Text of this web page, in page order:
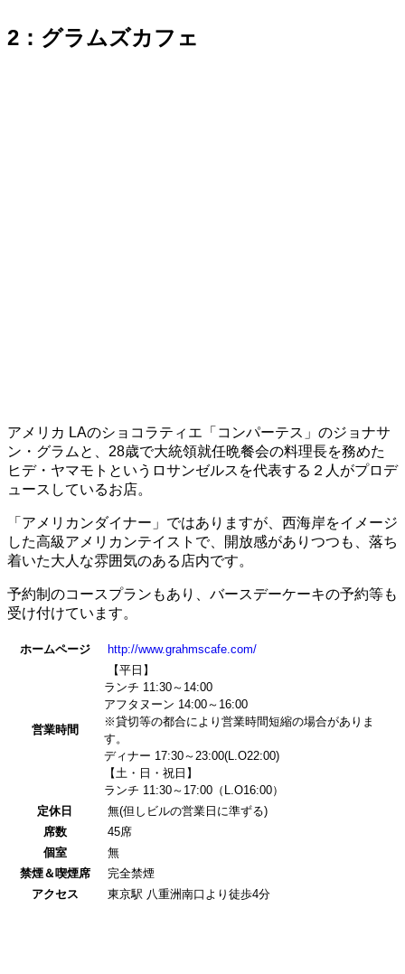
2：グラムズカフェ
アメリカ LAのショコラティエ「コンパーテス」のジョナサ
ン・グラムと、28歳で大統領就任晩餐会の料理長を務めた
ヒデ・ヤマモトというロサンゼルスを代表する２人がプロデ
ュースしているお店。
「アメリカンダイナー」ではありますが、西海岸をイメージ
した高級アメリカンテイストで、開放感がありつつも、落ち
着いた大人な雰囲気のある店内です。
予約制のコースプランもあり、バースデーケーキの予約等も
受け付けています。
ホームページ http://www.grahmscafe.com/
営業時間
【平日】
ランチ 11:30～14:00
アフタヌーン 14:00～16:00
※貸切等の都合により営業時間短縮の場合がありま
す。
ディナー 17:30～23:00(L.O22:00)
【土・日・祝日】
ランチ 11:30～17:00（L.O16:00）
定休日
無(但しビルの営業日に準ずる)
席数
45席
個室
無
禁煙＆喫煙席
完全禁煙
アクセス
東京駅 八重洲南口より徒歩4分